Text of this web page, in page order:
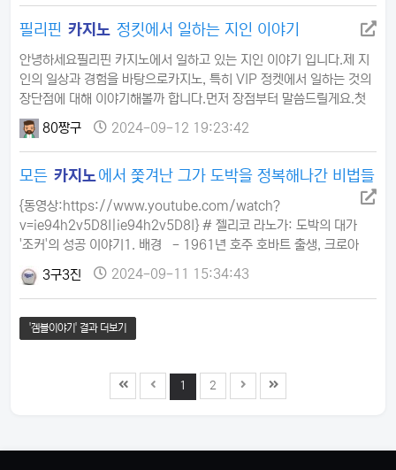
수 있지만, 잠재 고객에게 카지노를 소개하는 중개
역할은 동일합니다.​과연 믿을 수 있는 카지노 에이
전시나 총판이 존재할까요? 네, 존재합니다. 다만
일부 무책임한 에이전시나 총판의 사기나 먹튀 행
위로 인해 대다수의 성실하고 정직한 에이전시들
이 신뢰를 잃고 있습니다. 플레이어 입장에서는 어
떤 에이전시를…
필리핀 카지노 정킷에서 일하는 지인 이야기
안녕하세요필리핀 카지노에서 일하고 있는 지인 이야기 입니다.제 지
인의 일상과 경험을 바탕으로카지노, 특히 VIP 정켓에서 일하는 것의
장단점에 대해 이야기해볼까 합니다.먼저 장점부터 말씀드릴게요.첫
번째로가장 큰 장점은 아무래도 수입이에요.월급 외에도 꽤 쏠쏠한 부
수입이 있다고 합니다.손님들이 주시는 팁은 기본이고, 여유 자금이 있
을 경우 개인 환전 수수료 수익도 있다네요.그리고 영업 능력이 있다면
한국의 손님을 직접 유치해서 커미션을 받기도 하구요어떤 달에는 이
런 부수입이 월급을 훌쩍 넘긴다고 합니다.두 번째는,지인의 주 업무는
손…
80짱구 2024-09-12 19:23:42
모든 카지노에서 쫓겨난 그가 도박을 정복해나간 비법들
{동영상:https://www.youtube.com/watch?
v=ie94h2v5D8I|ie94h2v5D8I} # 젤리코 라노가: 도박의 대가
'조커'의 성공 이야기1. 배경 - 1961년 호주 호바트 출생, 크로아
티아 이민자 부모 - 태즈매니아 대학교에서 은행, 금융, 세금 전공
2. 도박 경력 시작 - 카드 카운팅으로 시작, 호주 카지노에서 출입
금지 - 라스베가스로 진출, 결국 모든 카지노에서 출입 금지3. 다
양한 도박 분야 정복 - 키노: 750만 달러 잭팟 획득, '키노의 왕'
칭호 - 복권: 통계적 방…
3구3진 2024-09-11 15:34:43
'겜블이야기' 결과 더보기
1 2